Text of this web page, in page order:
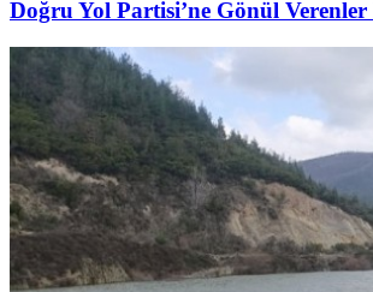
Doğru Yol Partisi’ne Gönül